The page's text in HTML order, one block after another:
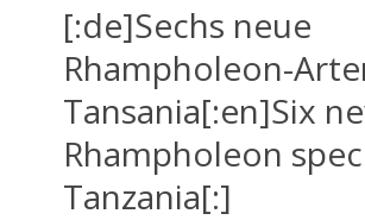
[:de]Sechs neue
Rhampholeon-
Tansania[:en]Six
Rhampholeon
Tanzania[:]